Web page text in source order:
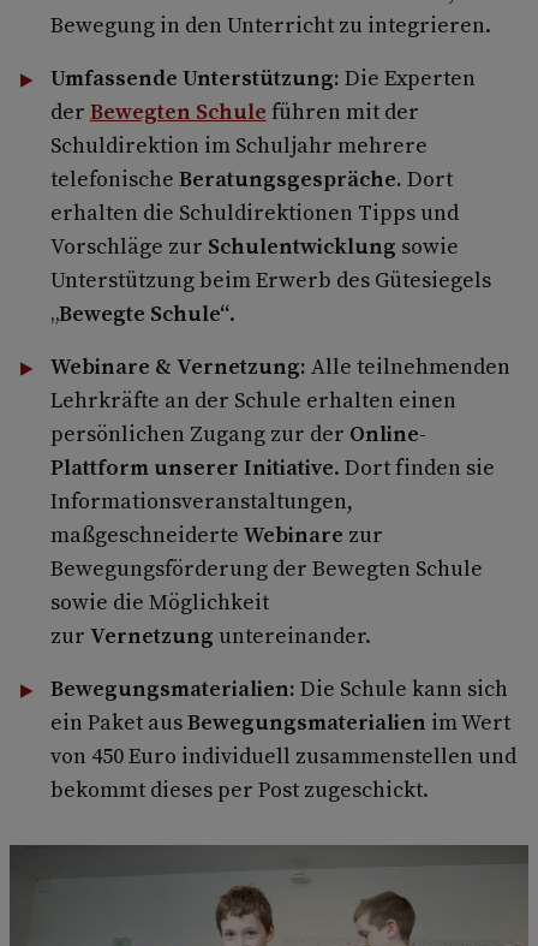
Bewegung in den Unterricht zu integrieren.
Umfassende Unterstützung: Die Experten
der Bewegten Schule führen mit der
Schuldirektion im Schuljahr mehrere
telefonische Beratungsgespräche. Dort
erhalten die Schuldirektionen Tipps und
Vorschläge zur Schulentwicklung sowie
Unterstützung beim Erwerb des Gütesiegels
„Bewegte Schule“.
Webinare & Vernetzung: Alle teilnehmenden
Lehrkräfte an der Schule erhalten einen
persönlichen Zugang zur der Online-
Plattform unserer Initiative. Dort finden sie
Informationsveranstaltungen,
maßgeschneiderte Webinare zur
Bewegungsförderung der Bewegten Schule
sowie die Möglichkeit
zur Vernetzung untereinander.
Bewegungsmaterialien: Die Schule kann sich
ein Paket ausBewegungsmaterialien im Wert
von 450 Euro individuell zusammenstellen und
bekommt dieses per Post zugeschickt.